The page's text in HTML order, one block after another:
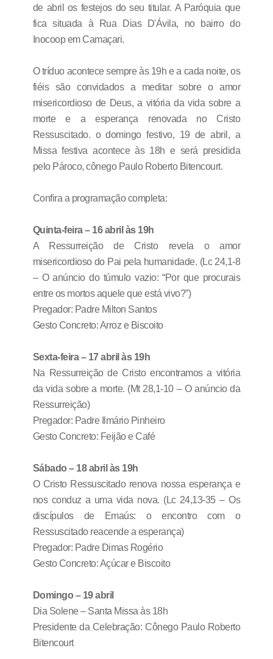
de abril os festejos do seu titular. A Paróquia que
fica situada à Rua Dias D'Ávila, no bairro do
Inocoop em Camaçari.
O tríduo acontece sempre às 19h e a cada noite, os
fiéis são convidados a meditar sobre o amor
misericordioso de Deus, a vitória da vida sobre a
morte e a esperança renovada no Cristo
Ressuscitado. o domingo festivo, 19 de abril, a
Missa festiva acontece às 18h e será presidida
pelo Pároco, cônego Paulo Roberto Bitencourt.
Confira a programação completa:
Quinta-feira – 16 abril às 19h
A Ressurreição de Cristo revela o amor
misericordioso do Pai pela humanidade. (Lc 24,1-8
– O anúncio do túmulo vazio: “Por que procurais
entre os mortos aquele que está vivo?”)
Pregador: Padre Milton Santos
Gesto Concreto: Arroz e Biscoito
Sexta-feira – 17 abril às 19h
Na Ressurreição de Cristo encontramos a vitória
da vida sobre a morte. (Mt 28,1-10 – O anúncio da
Ressurreição)
Pregador: Padre Ilmário Pinheiro
Gesto Concreto: Feijão e Café
Sábado – 18 abril às 19h
O Cristo Ressuscitado renova nossa esperança e
nos conduz a uma vida nova. (Lc 24,13-35 – Os
discípulos de Emaús: o encontro com o
Ressuscitado reacende a esperança)
Pregador: Padre Dimas Rogério
Gesto Concreto: Açúcar e Biscoito
Domingo – 19 abril
Dia Solene – Santa Missa às 18h
Presidente da Celebração: Cônego Paulo Roberto
Bitencourt